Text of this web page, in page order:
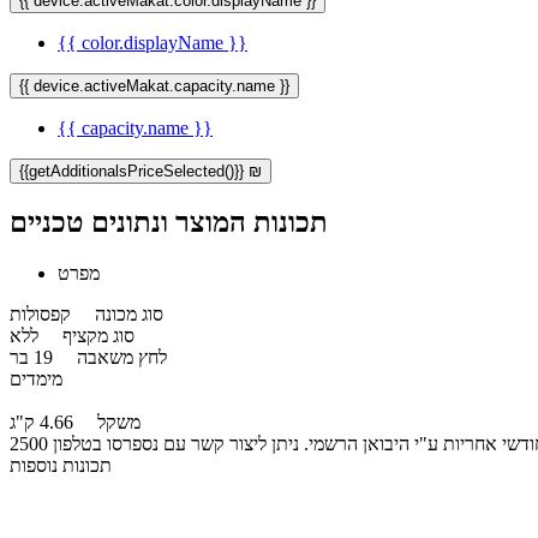
{{ color.displayName }}
{{ device.activeMakat.capacity.name }}
{{ capacity.name }}
{{getAdditionalsPriceSelected()}} ₪
תכונות המוצר ונתונים טכניים
מפרט
סוג מכונה קפסולות
סוג מקציף ללא
לחץ משאבה
מימדים
משקל
תכונות נוספות